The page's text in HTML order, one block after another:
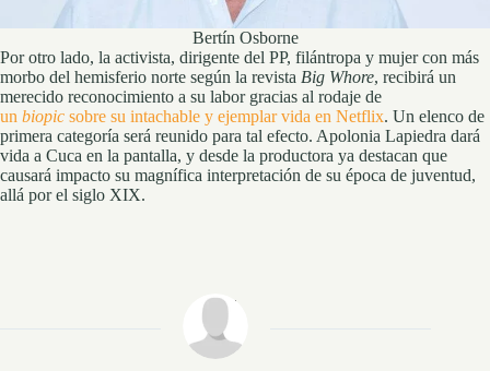
Bertín Osborne
Por otro lado, la activista, dirigente del PP, filántropa y mujer con más
morbo del hemisferio norte según la revista Big Whore, recibirá un
merecido reconocimiento a su labor gracias al rodaje de
un biopic sobre su intachable y ejemplar vida en Netflix. Un elenco de
primera categoría será reunido para tal efecto. Apolonia Lapiedra dará
vida a Cuca en la pantalla, y desde la productora ya destacan que
causará impacto su magnífica interpretación de su época de juventud,
allá por el siglo XIX.